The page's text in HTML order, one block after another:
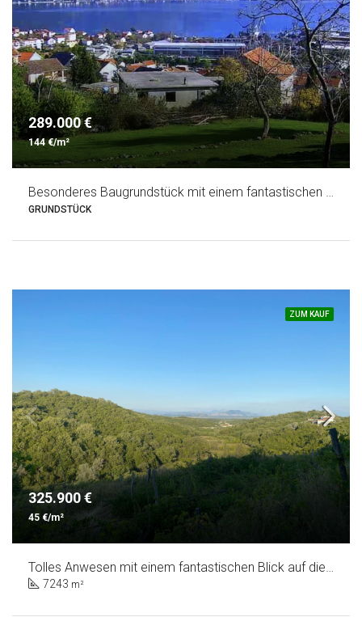
289.000 €
144 €/m²
Besonderes Baugrundstück mit einem fantastischen Blick auf Tivat, Porto Novi und Porto Montenegro
GRUNDSTÜCK
ZUM KAUF
325.900 €
45 €/m²
7243 m²